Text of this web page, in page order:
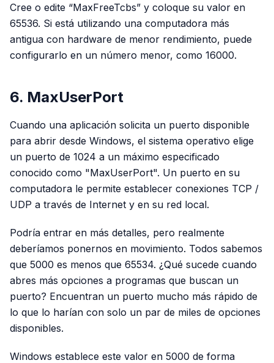
Cree o edite “MaxFreeTcbs” y coloque su valor en
65536. Si está utilizando una computadora más
antigua con hardware de menor rendimiento, puede
configurarlo en un número menor, como 16000.
6. MaxUserPort
Cuando una aplicación solicita un puerto disponible
para abrir desde Windows, el sistema operativo elige
un puerto de 1024 a un máximo especificado
conocido como "MaxUserPort". Un puerto en su
computadora le permite establecer conexiones TCP /
UDP a través de Internet y en su red local.
Podría entrar en más detalles, pero realmente
deberíamos ponernos en movimiento. Todos sabemos
que 5000 es menos que 65534. ¿Qué sucede cuando
abres más opciones a programas que buscan un
puerto? Encuentran un puerto mucho más rápido de
lo que lo harían con solo un par de miles de opciones
disponibles.
Windows establece este valor en 5000 de forma